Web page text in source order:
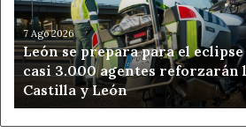
eclipse
del
12
de
agosto:
casi
3.000
7 Ago 2026
León se prepara para el eclipse
casi 3.000 agentes reforzarán
Castilla y León